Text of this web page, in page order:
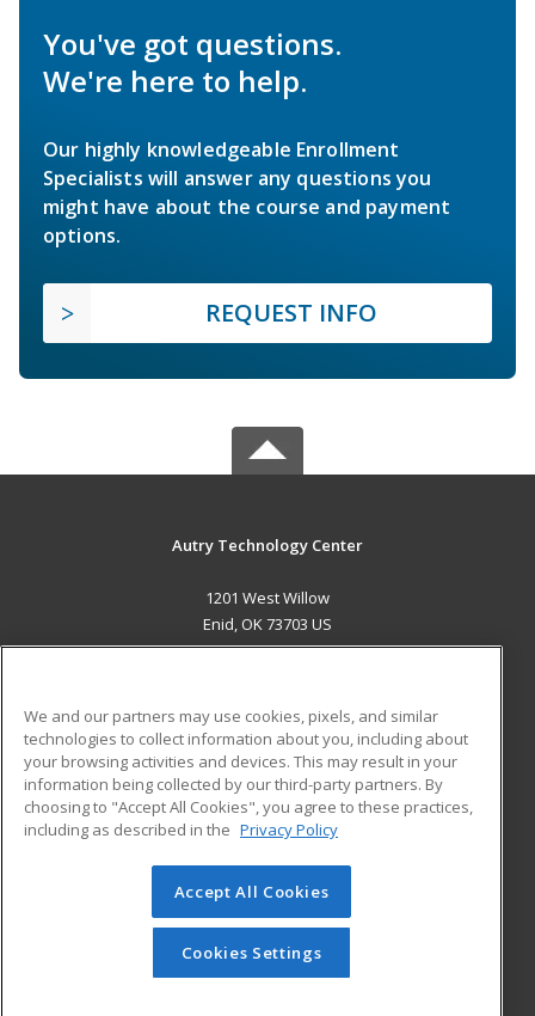
You've got questions.
We're here to help.
Our highly knowledgeable Enrollment
Specialists will answer any questions you
might have about the course and payment
options.
REQUEST INFO
Autry Technology Center
1201 West Willow
Enid, OK 73703 US
ADDITIONAL RESOURCES
Military
Financial Assistance
Help
Student Blog
© 2026 ed2go, a division of Cengage Learning. All rights
reserved. The material on this site cannot be reproduced or
redistributed unless you have obtained prior written
permission from Cengage Learning.Privacy Policy
We and our partners may use cookies, pixels, and similar
technologies to collect information about you, including about
your browsing activities and devices. This may result in your
information being collected by our third-party partners. By
choosing to "Accept All Cookies", you agree to these practices,
including as described in the Privacy Policy
Accept All Cookies
Cookies Settings